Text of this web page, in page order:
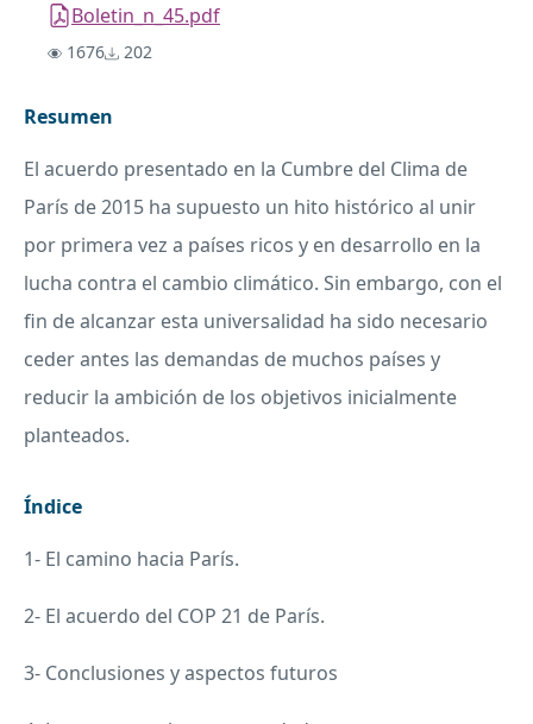
Boletin_n_45.pdf
1676 202
Resumen
El acuerdo presentado en la Cumbre del Clima de
París de 2015 ha supuesto un hito histórico al unir
por primera vez a países ricos y en desarrollo en la
lucha contra el cambio climático. Sin embargo, con el
fin de alcanzar esta universalidad ha sido necesario
ceder antes las demandas de muchos países y
reducir la ambición de los objetivos inicialmente
planteados.
Índice
1- El camino hacia París.
2- El acuerdo del COP 21 de París.
3- Conclusiones y aspectos futuros